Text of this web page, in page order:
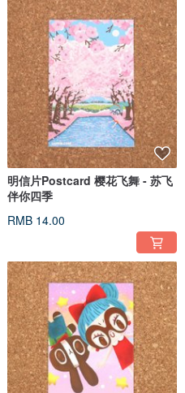
明信片Postcard 樱花飞舞 - 苏飞
伴你四季
RMB 14.00